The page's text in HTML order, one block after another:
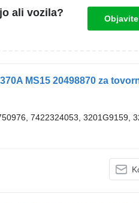
ali vozila?
7422324053, 3201G9159,